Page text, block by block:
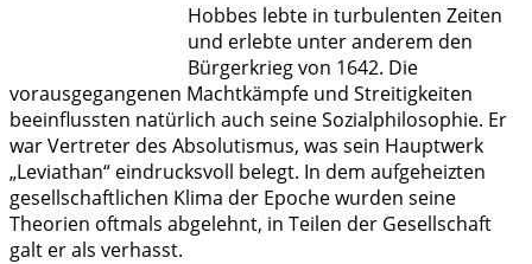
Hobbes lebte in turbulenten Zeiten
und erlebte unter anderem den
Bürgerkrieg von 1642. Die
vorausgegangenen Machtkämpfe und Streitigkeiten
beeinflussten natürlich auch seine Sozialphilosophie. Er
war Vertreter des Absolutismus, was sein Hauptwerk
„Leviathan“ eindrucksvoll belegt. In dem aufgeheizten
gesellschaftlichen Klima der Epoche wurden seine
Theorien oftmals abgelehnt, in Teilen der Gesellschaft
galt er als verhasst.